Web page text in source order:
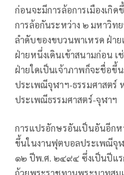
ก่อนจะมีการล้อการเมืองเกิ
การล้อกันระหว่าง ๒ มหาวิท
ลำดับของขบวนพาเหรด ฝ่าย
ฝ่ายหนึ่งเดินเข้าสนามก่อน
ฝ่ายใดเป็นเจ้าภาพก็จะชื่อขึ้
ประเพณีจุฬาฯ-ธรรมศาสตร์
ประเพณีธรรมศาสตร์-จุฬาฯ
การแปรอักษรอันเป็นอันอีกห
ขึ้นในงานฟุตบอลประเพณีจุฬ
๑๒ ปีพ.ศ. ๒๔๙๔ ซึ่งเป็นปีแ